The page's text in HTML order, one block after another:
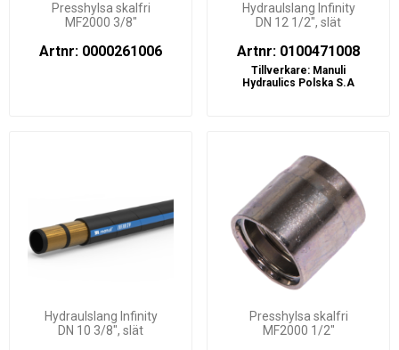
Presshylsa skalfri
MF2000 3/8"
Artnr: 0000261006
Hydraulslang Infinity
DN 12 1/2", slät
Artnr: 0100471008
Tillverkare: Manuli
Hydraulics Polska S.A
Hydraulslang Infinity
DN 10 3/8", slät
Presshylsa skalfri
MF2000 1/2"